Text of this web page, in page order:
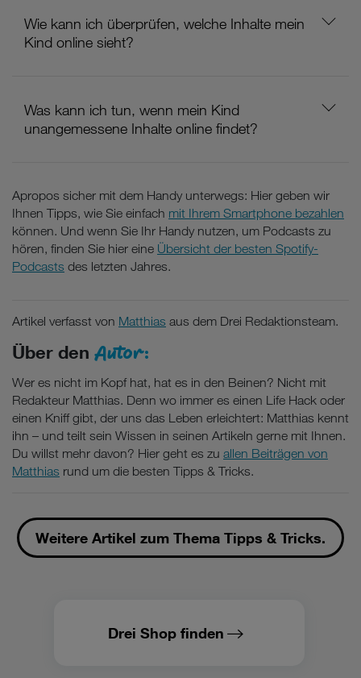
Wie kann ich überprüfen, welche Inhalte mein
Kind online sieht?
Was kann ich tun, wenn mein Kind
unangemessene Inhalte online findet?
Apropos sicher mit dem Handy unterwegs: Hier geben wir
Ihnen Tipps, wie Sie einfach mit Ihrem Smartphone bezahlen
können. Und wenn Sie Ihr Handy nutzen, um Podcasts zu
hören, finden Sie hier eine Übersicht der besten Spotify-
Podcasts des letzten Jahres.
Artikel verfasst von Matthias aus dem Drei Redaktionsteam.
Über den Autor:
Wer es nicht im Kopf hat, hat es in den Beinen? Nicht mit
Redakteur Matthias. Denn wo immer es einen Life Hack oder
einen Kniff gibt, der uns das Leben erleichtert: Matthias kennt
ihn – und teilt sein Wissen in seinen Artikeln gerne mit Ihnen.
Du willst mehr davon? Hier geht es zu allen Beiträgen von
Matthias rund um die besten Tipps & Tricks.
Weitere Artikel zum Thema Tipps & Tricks.
Drei Shop finden